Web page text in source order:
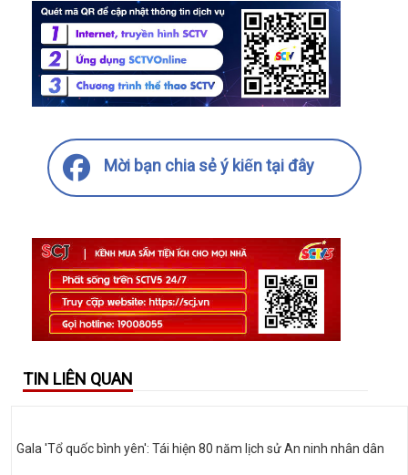
Mời bạn chia sẻ ý kiến tại đây
TIN LIÊN QUAN
Gala 'Tổ quốc bình yên': Tái hiện 80 năm lịch sử An ninh nhân dân